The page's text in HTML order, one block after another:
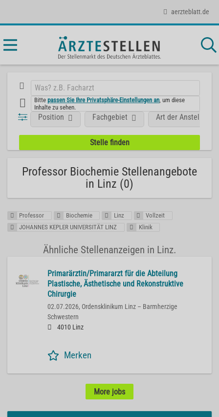
aerzteblatt.de
Bittepassen Sie Ihre Privatsphäre-Einstellungen an , um diese
Inhalte zu sehen.
Position Fachgebiet Art der Anstellung
Professor Biochemie Stellenangebote
in Linz (0)
Professor Biochemie Linz
Vollzeit
JOHANNES KEPLER UNIVERSITÄT LINZ
Klinik
Ähnliche Stellenanzeigen in Linz.
Primarärztin/Primararzt für die Abteilung
Plastische, Ästhetische und Rekonstruktive
Chirurgie
02.07.2026, Ordensklinikum Linz – Barmherzige
Schwestern
4010 Linz
Merken
More jobs